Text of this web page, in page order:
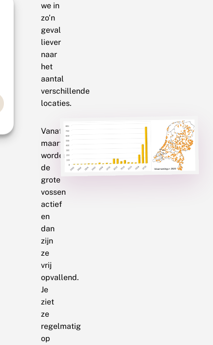
we in
zo’n
geval
liever
naar
het
aantal
verschillende
locaties.
Vanaf
maart
worden
de
grote
vossen
actief
en
dan
zijn
ze
vrij
opvallend.
Je
ziet
ze
regelmatig
op